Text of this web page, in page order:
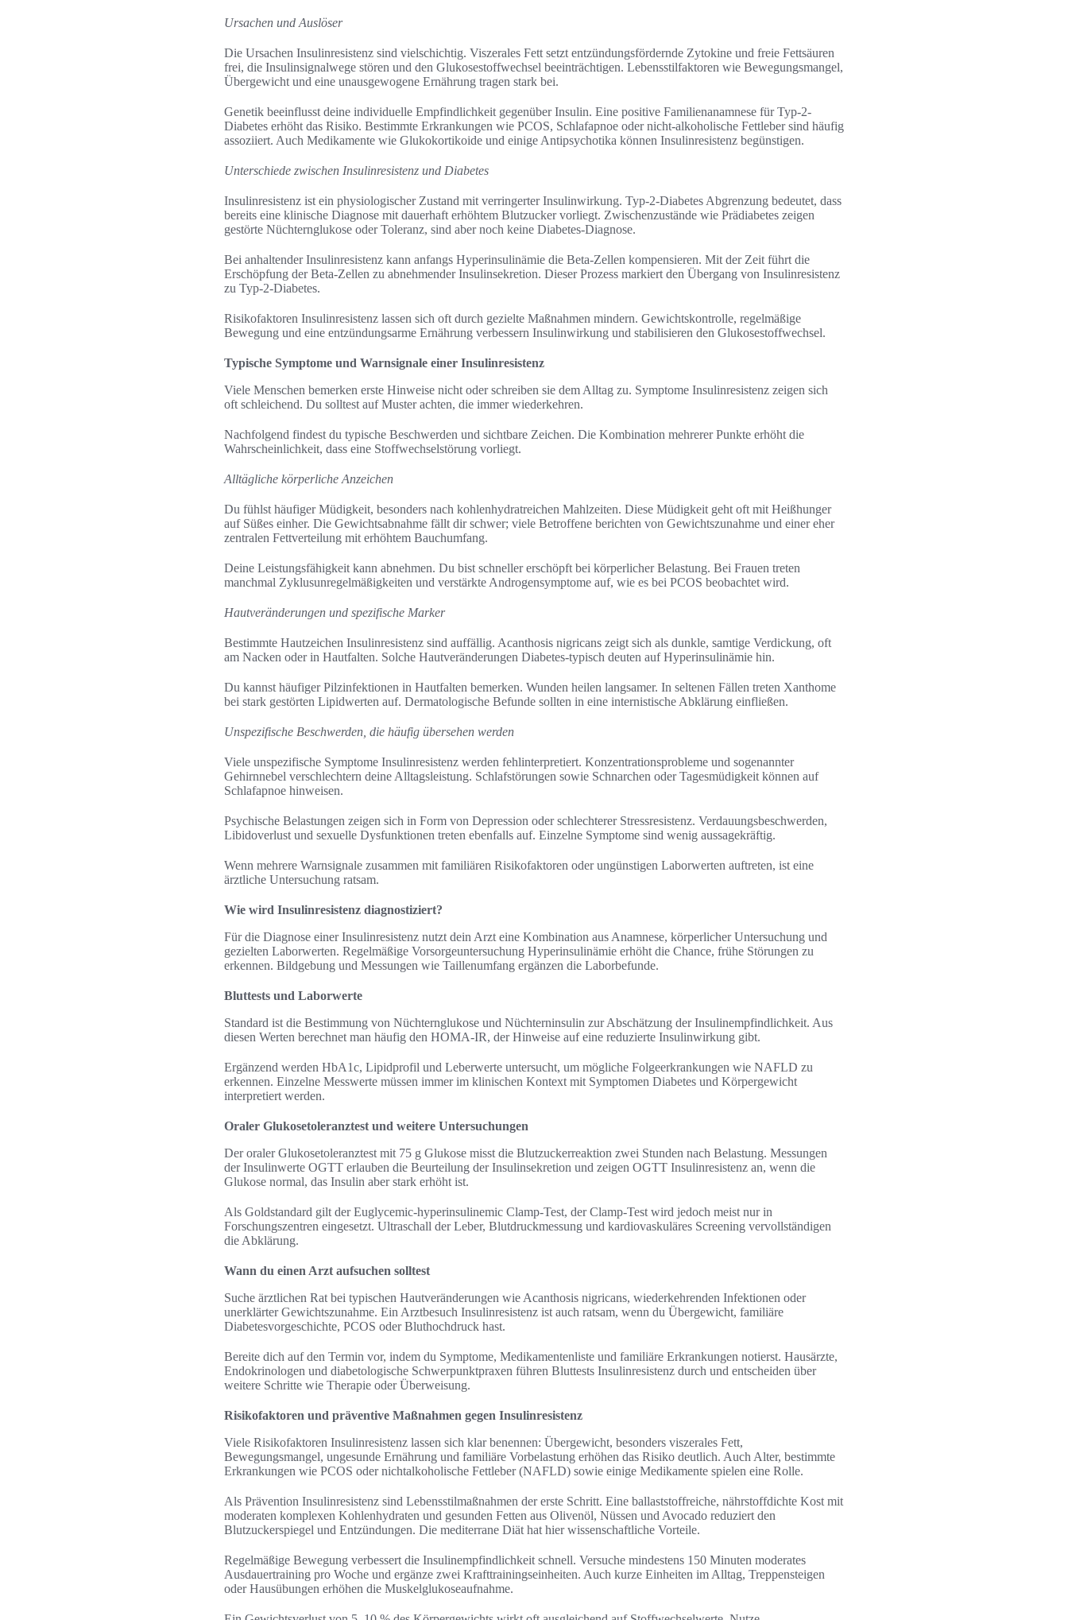
Ursachen und Auslöser
Die Ursachen Insulinresistenz sind vielschichtig. Viszerales Fett setzt entzündungsfördernde Zytokine und freie Fettsäuren
frei, die Insulinsignalwege stören und den Glukosestoffwechsel beeinträchtigen. Lebensstilfaktoren wie Bewegungsmangel,
Übergewicht und eine unausgewogene Ernährung tragen stark bei.
Genetik beeinflusst deine individuelle Empfindlichkeit gegenüber Insulin. Eine positive Familienanamnese für Typ-2-
Diabetes erhöht das Risiko. Bestimmte Erkrankungen wie PCOS, Schlafapnoe oder nicht-alkoholische Fettleber sind häufig
assoziiert. Auch Medikamente wie Glukokortikoide und einige Antipsychotika können Insulinresistenz begünstigen.
Unterschiede zwischen Insulinresistenz und Diabetes
Insulinresistenz ist ein physiologischer Zustand mit verringerter Insulinwirkung. Typ-2-Diabetes Abgrenzung bedeutet, dass
bereits eine klinische Diagnose mit dauerhaft erhöhtem Blutzucker vorliegt. Zwischenzustände wie Prädiabetes zeigen
gestörte Nüchternglukose oder Toleranz, sind aber noch keine Diabetes-Diagnose.
Bei anhaltender Insulinresistenz kann anfangs Hyperinsulinämie die Beta-Zellen kompensieren. Mit der Zeit führt die
Erschöpfung der Beta-Zellen zu abnehmender Insulinsekretion. Dieser Prozess markiert den Übergang von Insulinresistenz
zu Typ-2-Diabetes.
Risikofaktoren Insulinresistenz lassen sich oft durch gezielte Maßnahmen mindern. Gewichtskontrolle, regelmäßige
Bewegung und eine entzündungsarme Ernährung verbessern Insulinwirkung und stabilisieren den Glukosestoffwechsel.
Typische Symptome und Warnsignale einer Insulinresistenz
Viele Menschen bemerken erste Hinweise nicht oder schreiben sie dem Alltag zu. Symptome Insulinresistenz zeigen sich
oft schleichend. Du solltest auf Muster achten, die immer wiederkehren.
Nachfolgend findest du typische Beschwerden und sichtbare Zeichen. Die Kombination mehrerer Punkte erhöht die
Wahrscheinlichkeit, dass eine Stoffwechselstörung vorliegt.
Alltägliche körperliche Anzeichen
Du fühlst häufiger Müdigkeit, besonders nach kohlenhydratreichen Mahlzeiten. Diese Müdigkeit geht oft mit Heißhunger
auf Süßes einher. Die Gewichtsabnahme fällt dir schwer; viele Betroffene berichten von Gewichtszunahme und einer eher
zentralen Fettverteilung mit erhöhtem Bauchumfang.
Deine Leistungsfähigkeit kann abnehmen. Du bist schneller erschöpft bei körperlicher Belastung. Bei Frauen treten
manchmal Zyklusunregelmäßigkeiten und verstärkte Androgensymptome auf, wie es bei PCOS beobachtet wird.
Hautveränderungen und spezifische Marker
Bestimmte Hautzeichen Insulinresistenz sind auffällig. Acanthosis nigricans zeigt sich als dunkle, samtige Verdickung, oft
am Nacken oder in Hautfalten. Solche Hautveränderungen Diabetes-typisch deuten auf Hyperinsulinämie hin.
Du kannst häufiger Pilzinfektionen in Hautfalten bemerken. Wunden heilen langsamer. In seltenen Fällen treten Xanthome
bei stark gestörten Lipidwerten auf. Dermatologische Befunde sollten in eine internistische Abklärung einfließen.
Unspezifische Beschwerden, die häufig übersehen werden
Viele unspezifische Symptome Insulinresistenz werden fehlinterpretiert. Konzentrationsprobleme und sogenannter
Gehirnnebel verschlechtern deine Alltagsleistung. Schlafstörungen sowie Schnarchen oder Tagesmüdigkeit können auf
Schlafapnoe hinweisen.
Psychische Belastungen zeigen sich in Form von Depression oder schlechterer Stressresistenz. Verdauungsbeschwerden,
Libidoverlust und sexuelle Dysfunktionen treten ebenfalls auf. Einzelne Symptome sind wenig aussagekräftig.
Wenn mehrere Warnsignale zusammen mit familiären Risikofaktoren oder ungünstigen Laborwerten auftreten, ist eine
ärztliche Untersuchung ratsam.
Wie wird Insulinresistenz diagnostiziert?
Für die Diagnose einer Insulinresistenz nutzt dein Arzt eine Kombination aus Anamnese, körperlicher Untersuchung und
gezielten Laborwerten. Regelmäßige Vorsorgeuntersuchung Hyperinsulinämie erhöht die Chance, frühe Störungen zu
erkennen. Bildgebung und Messungen wie Taillenumfang ergänzen die Laborbefunde.
Bluttests und Laborwerte
Standard ist die Bestimmung von Nüchternglukose und Nüchterninsulin zur Abschätzung der Insulinempfindlichkeit. Aus
diesen Werten berechnet man häufig den HOMA-IR, der Hinweise auf eine reduzierte Insulinwirkung gibt.
Ergänzend werden HbA1c, Lipidprofil und Leberwerte untersucht, um mögliche Folgeerkrankungen wie NAFLD zu
erkennen. Einzelne Messwerte müssen immer im klinischen Kontext mit Symptomen Diabetes und Körpergewicht
interpretiert werden.
Oraler Glukosetoleranztest und weitere Untersuchungen
Der oraler Glukosetoleranztest mit 75 g Glukose misst die Blutzuckerreaktion zwei Stunden nach Belastung. Messungen
der Insulinwerte OGTT erlauben die Beurteilung der Insulinsekretion und zeigen OGTT Insulinresistenz an, wenn die
Glukose normal, das Insulin aber stark erhöht ist.
Als Goldstandard gilt der Euglycemic-hyperinsulinemic Clamp-Test, der Clamp-Test wird jedoch meist nur in
Forschungszentren eingesetzt. Ultraschall der Leber, Blutdruckmessung und kardiovaskuläres Screening vervollständigen
die Abklärung.
Wann du einen Arzt aufsuchen solltest
Suche ärztlichen Rat bei typischen Hautveränderungen wie Acanthosis nigricans, wiederkehrenden Infektionen oder
unerklärter Gewichtszunahme. Ein Arztbesuch Insulinresistenz ist auch ratsam, wenn du Übergewicht, familiäre
Diabetesvorgeschichte, PCOS oder Bluthochdruck hast.
Bereite dich auf den Termin vor, indem du Symptome, Medikamentenliste und familiäre Erkrankungen notierst. Hausärzte,
Endokrinologen und diabetologische Schwerpunktpraxen führen Bluttests Insulinresistenz durch und entscheiden über
weitere Schritte wie Therapie oder Überweisung.
Risikofaktoren und präventive Maßnahmen gegen Insulinresistenz
Viele Risikofaktoren Insulinresistenz lassen sich klar benennen: Übergewicht, besonders viszerales Fett,
Bewegungsmangel, ungesunde Ernährung und familiäre Vorbelastung erhöhen das Risiko deutlich. Auch Alter, bestimmte
Erkrankungen wie PCOS oder nichtalkoholische Fettleber (NAFLD) sowie einige Medikamente spielen eine Rolle.
Als Prävention Insulinresistenz sind Lebensstilmaßnahmen der erste Schritt. Eine ballaststoffreiche, nährstoffdichte Kost mit
moderaten komplexen Kohlenhydraten und gesunden Fetten aus Olivenöl, Nüssen und Avocado reduziert den
Blutzuckerspiegel und Entzündungen. Die mediterrane Diät hat hier wissenschaftliche Vorteile.
Regelmäßige Bewegung verbessert die Insulinempfindlichkeit schnell. Versuche mindestens 150 Minuten moderates
Ausdauertraining pro Woche und ergänze zwei Krafttrainingseinheiten. Auch kurze Einheiten im Alltag, Treppensteigen
oder Hausübungen erhöhen die Muskelglukoseaufnahme.